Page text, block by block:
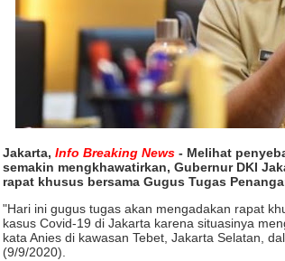
Jakarta, Info Breaking News - Melihat
semakin mengkhawatirkan, Gubernur DKI
rapat khusus bersama Gugus Tugas
"Hari ini gugus tugas akan mengadakan rapat
kasus Covid-19 di Jakarta karena situasinya
kata Anies di kawasan Tebet, Jakarta Selatan,
(9/9/2020).